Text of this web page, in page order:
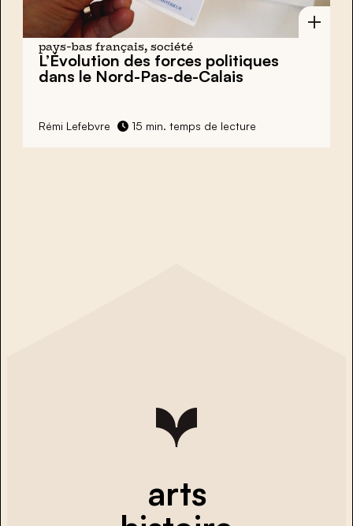
pays-bas français, société
L’Évolution des forces politiques
dans le Nord-Pas-de-Calais
Rémi Lefebvre 15 min. temps de lecture
arts